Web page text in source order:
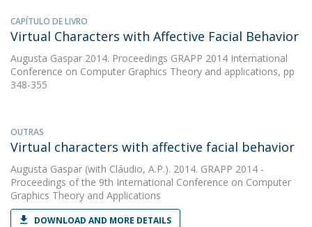
CAPÍTULO DE LIVRO
Virtual Characters with Affective Facial Behavior
Augusta Gaspar 2014. Proceedings GRAPP 2014 International
Conference on Computer Graphics Theory and applications, pp
348-355
OUTRAS
Virtual characters with affective facial behavior
Augusta Gaspar (with Cláudio, A.P.). 2014. GRAPP 2014 -
Proceedings of the 9th International Conference on Computer
Graphics Theory and Applications
DOWNLOAD AND MORE DETAILS